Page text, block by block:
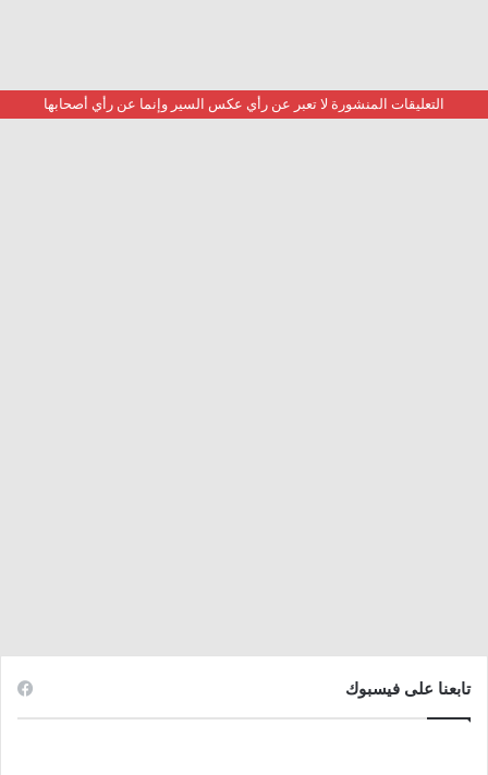
التعليقات المنشورة لا تعبر عن رأي عكس السير وإنما عن رأي أصحابها
تابعنا على فيسبوك